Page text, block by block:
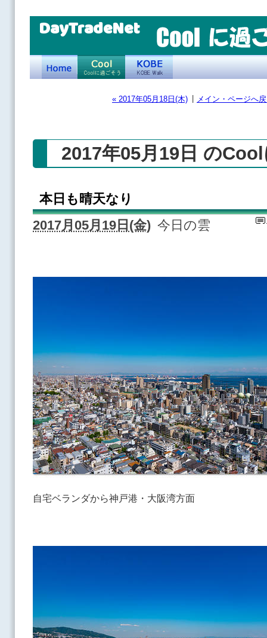
DayTradeNet
« 2017年05月18日(木) メイン・ページへ
2017年05月19日 の
本日も晴天なり
2017月05月19日(金) 今日の雲
自宅ベランダから神戸港・大阪湾方面